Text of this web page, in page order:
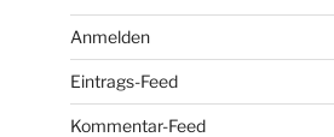
Anmelden
Eintrags-Feed
Kommentar-Feed